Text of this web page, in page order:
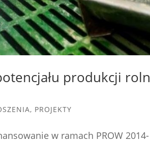
produkcji
, PROJEKTY
w ramach PROW 2014-